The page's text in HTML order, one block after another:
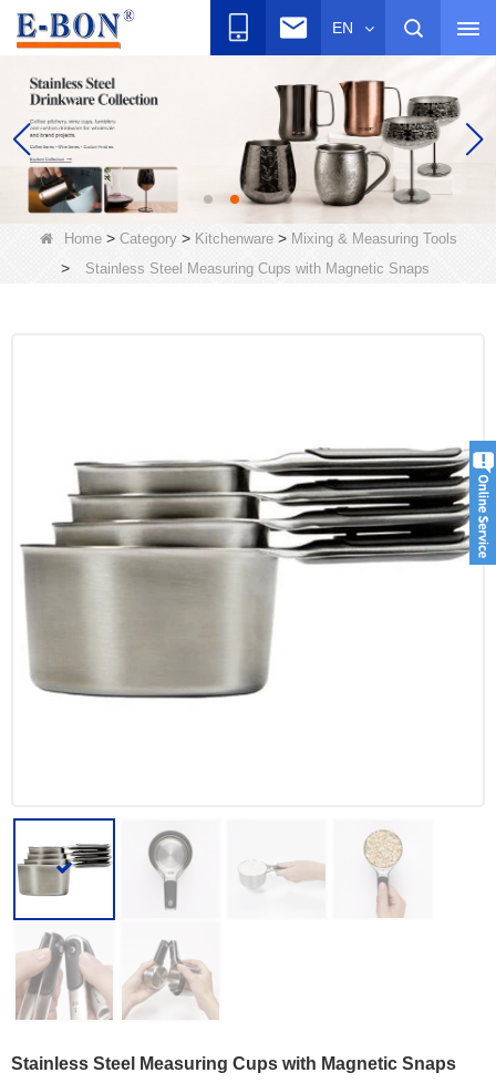
EN
Home> Category> Kitchenware> Mixing & Measuring Tools
> Stainless Steel Measuring Cups with Magnetic Snaps
Stainless Steel Measuring Cups with Magnetic Snaps